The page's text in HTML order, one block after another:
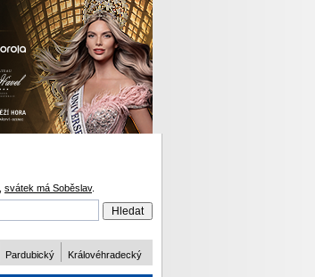
svátek má Soběslav.
Pardubický Královéhradecký